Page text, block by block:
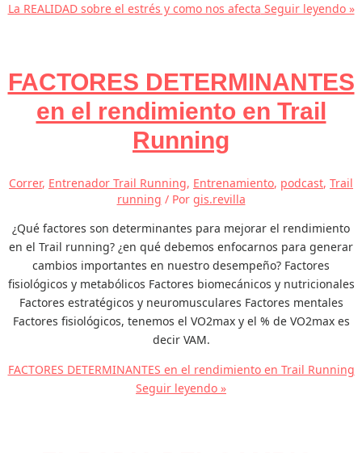
La REALIDAD sobre el estrés y como nos afecta Seguir leyendo »
FACTORES DETERMINANTES
en el rendimiento en Trail
Running
Correr, Entrenador Trail Running, Entrenamiento, podcast, Trail
running / Por gis.revilla
¿Qué factores son determinantes para mejorar el rendimiento
en el Trail running? ¿en qué debemos enfocarnos para generar
cambios importantes en nuestro desempeño? Factores
fisiológicos y metabólicos Factores biomecánicos y nutricionales
Factores estratégicos y neuromusculares Factores mentales
Factores fisiológicos, tenemos el VO2max y el % de VO2max es
decir VAM.
FACTORES DETERMINANTES en el rendimiento en Trail Running
Seguir leyendo »